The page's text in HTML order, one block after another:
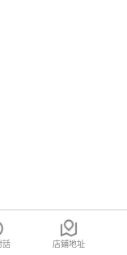
話 店鋪地址